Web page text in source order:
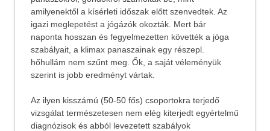
amilyenektől a kísérleti időszak előtt szenvedtek. Az
igazi meglepetést a jógázók okozták. Mert bár
naponta hosszan és fegyelmezetten követték a jóga
szabályait, a klimax panaszainak egy részepl.
hőhullám nem szűnt meg. Ők, a saját véleményük
szerint is jobb eredményt vártak.
Az ilyen kisszámú (50-50 fős) csoportokra terjedő
vizsgálat természetesen nem elég kiterjedt egyértelmű
diagnózisok és abból levezetett szabályok